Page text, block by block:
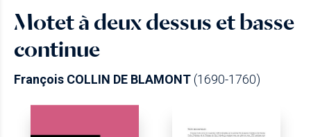
Motet à deux dessus et basse
continue
François COLLIN DE BLAMONT(1690-1760)